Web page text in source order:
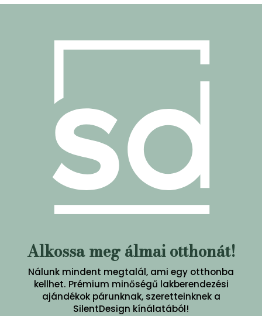
Alkossa meg álmai otthonát!
Nálunk mindent megtalál, ami egy otthonba
kellhet. Prémium minőségű lakberendezési
ajándékok párunknak, szeretteinknek a
SilentDesign kínálatából!